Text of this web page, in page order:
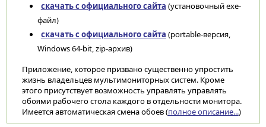
скачать с официального сайта (установочный exe-
файл)
скачать с официального сайта (portable-версия,
Windows 64-bit, zip-архив)
Приложение, которое призвано существенно упростить
жизнь владельцев мультимониторных систем. Кроме
этого присутствует возможность управлять управлять
обоями рабочего стола каждого в отдельности монитора.
Имеется автоматическая смена обоев (полное описание...)